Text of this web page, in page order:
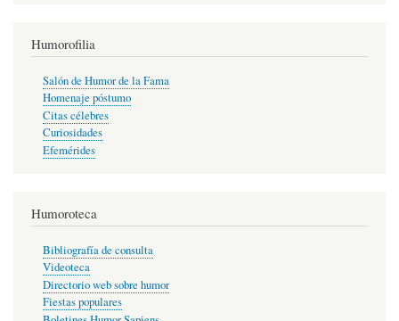
Humorofilia
Salón de Humor de la Fama
Homenaje póstumo
Citas célebres
Curiosidades
Efemérides
Humoroteca
Bibliografía de consulta
Videoteca
Directorio web sobre humor
Fiestas populares